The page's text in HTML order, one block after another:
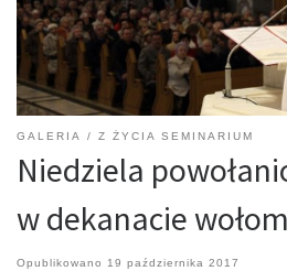
GALERIA Z ŻYCIA SEMINARIUM
Niedziela
w dekanacie
Opublikowano 19 października 2017